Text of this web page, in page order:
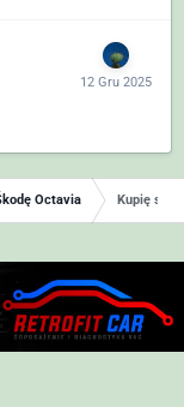
Octavia Kupię